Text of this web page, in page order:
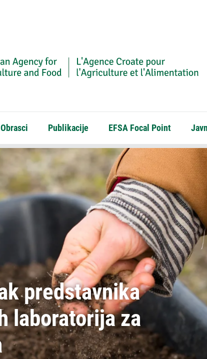
Obrasci Publikacije EFSA Focal Point
predstavnika
laboratorija za